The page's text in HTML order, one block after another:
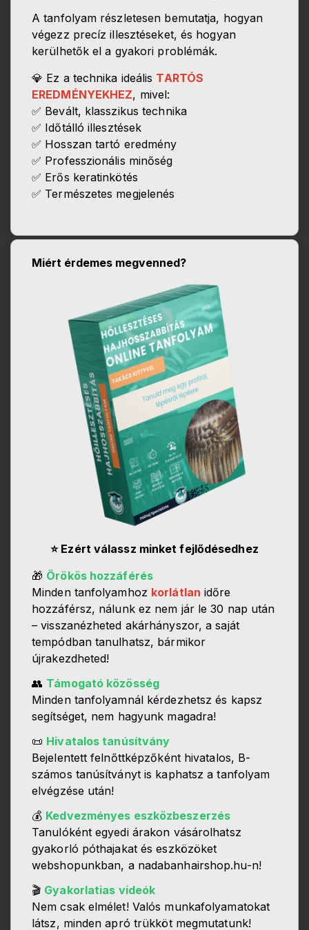
A tanfolyam részletesen bemutatja, hogyan
végezz precíz illesztéseket, és hogyan
kerülhetők el a gyakori problémák.
💎 Ez a technika ideális TARTÓS
EREDMÉNYEKHEZ, mivel:
✅ Bevált, klasszikus technika
✅ Időtálló illesztések
✅ Hosszan tartó eredmény
✅ Professzionális minőség
✅ Erős keratinkötés
✅ Természetes megjelenés
Miért érdemes megvenned?
⭐ Ezért válassz minket fejlődésedhez
🎁 Örökös hozzáférés
Minden tanfolyamhoz korlátlan időre
hozzáférsz, nálunk ez nem jár le 30 nap után
– visszanézheted akárhányszor, a saját
tempódban tanulhatsz, bármikor
újrakezdheted!
👥 Támogató közösség
Minden tanfolyamnál kérdezhetsz és kapsz
segítséget, nem hagyunk magadra!
📜 Hivatalos tanúsítvány
Bejelentett felnőttképzőként hivatalos, B-
számos tanúsítványt is kaphatsz a tanfolyam
elvégzése után!
💰 Kedvezményes eszközbeszerzés
Tanulóként egyedi árakon vásárolhatsz
gyakorló póthajakat és eszközöket
webshopunkban, a nadabanhairshop.hu-n!
🎬 Gyakorlatias videók
Nem csak elmélet! Valós munkafolyamatokat
látsz, minden apró trükköt megmutatunk!